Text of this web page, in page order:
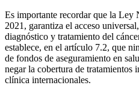
Es importante recordar que la Ley
2021, garantiza el acceso
diagnóstico y tratamiento del
establece, en el artículo 7.2, que
de fondos de aseguramiento en
negar la cobertura de tratamientos
clínica internacionales.